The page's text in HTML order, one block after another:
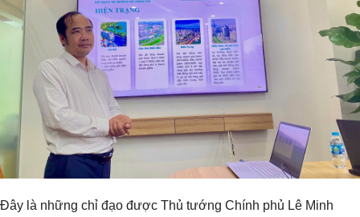
Đây là những chỉ đạo được Thủ tướng Chính phủ Lê Minh